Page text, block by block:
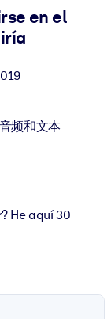
提供动力，以改善输
en el
音频和文本
He aquí 30